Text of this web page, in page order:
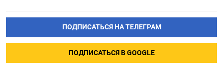
ПОДПИСАТЬСЯ НА ТЕЛЕГРАМ
ПОДПИСАТЬСЯ В GOOGLE